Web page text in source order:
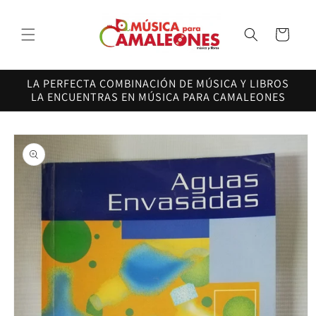
al contenido
Carrito
LA PERFECTA COMBINACIÓN DE MÚSICA Y LIBROS
LA ENCUENTRAS EN MÚSICA PARA CAMALEONES
directamente
a la
información